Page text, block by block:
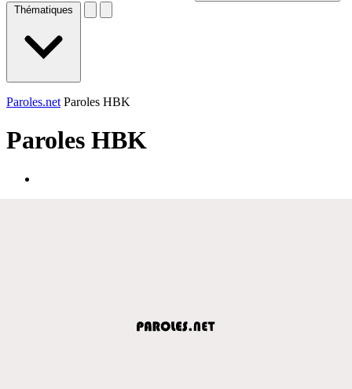
Thématiques
Paroles.net Paroles HBK
Paroles HBK